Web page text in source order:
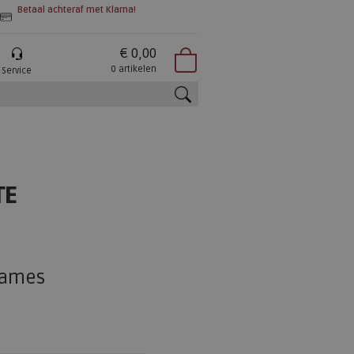
Betaal achteraf met Klarna!
Service
€ 0,00
0 artikelen